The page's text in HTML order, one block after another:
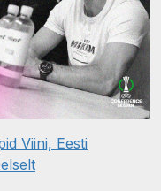
Viini, Eesti